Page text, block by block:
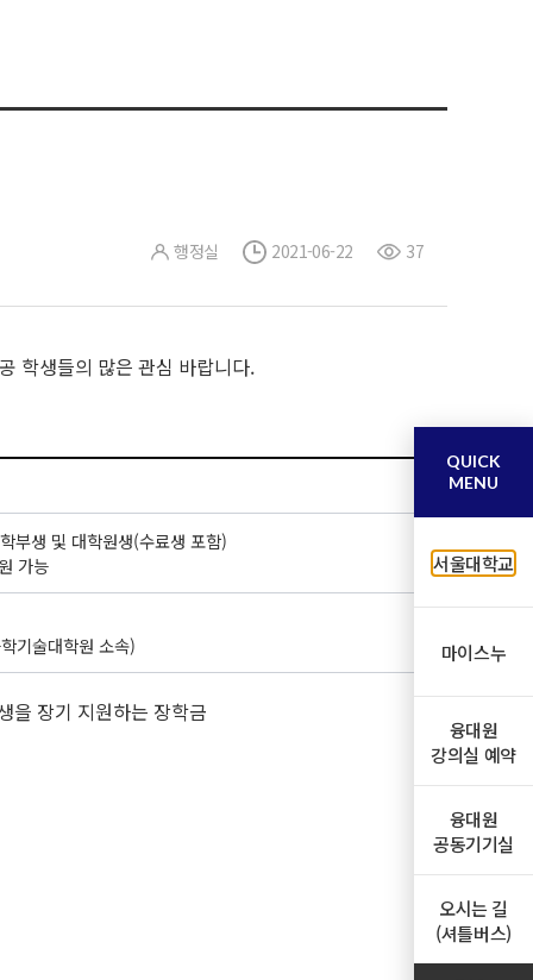
행정실 2021-06-22 37
학생들의 많은 관심 바랍니다.
부생 및 대학원생(수료생 포함)
가능
기술대학원 소속)
을 장기 지원하는 장학금
QUICK
MENU
서울대학교
마이스누
융대원
강의실 예약
융대원
공동기기실
오시는 길
(셔틀버스)